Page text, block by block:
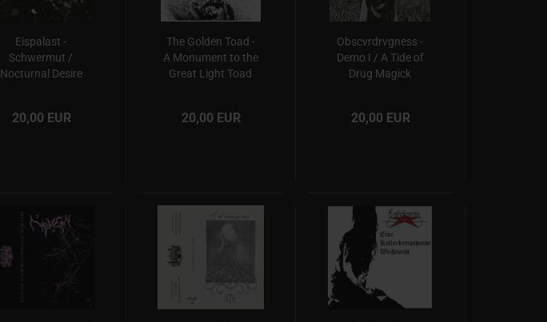
Eispalast -
Schwermut /
Nocturnal Desire
20,00 EUR
The Golden Toad -
A Monument to the
Great Light Toad
20,00 EUR
Obscvrdrvgness -
Demo I / A Tide of
Drug Magick
20,00 EUR